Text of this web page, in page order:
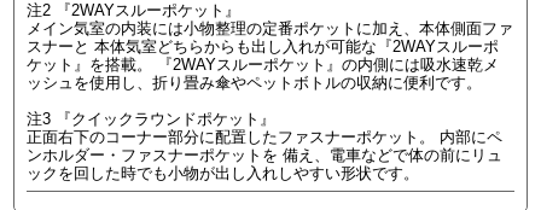
注2 『2WAYスルーポケット』
メイン気室の内装には小物整理の定番ポケットに加え、本体側面ファ
スナーと 本体気室どちらからも出し入れが可能な『2WAYスルーポ
ケット』を搭載。 『2WAYスルーポケット』の内側には吸水速乾メ
ッシュを使用し、折り畳み傘やペットボトルの収納に便利です。
注3 『クイックラウンドポケット』
正面右下のコーナー部分に配置したファスナーポケット。 内部にペ
ンホルダー・ファスナーポケットを 備え、電車などで体の前にリュ
ックを回した時でも小物が出し入れしやすい形状です。